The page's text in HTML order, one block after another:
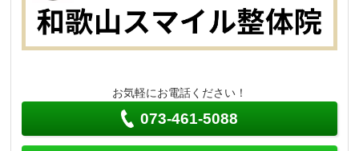
お気軽にお電話ください！
073-461-5088